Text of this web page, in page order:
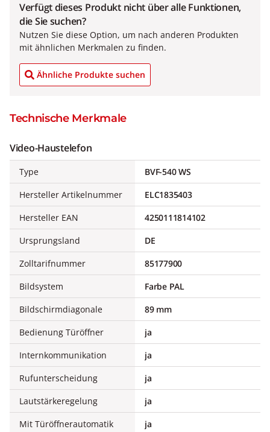
Verfügt dieses Produkt nicht über alle Funktionen,
die Sie suchen?
Nutzen Sie diese Option, um nach anderen Produkten
mit ähnlichen Merkmalen zu finden.
Ähnliche Produkte suchen
Technische Merkmale
Video-Haustelefon
Type
BVF-540 WS
Hersteller Artikelnummer
ELC1835403
Hersteller EAN
4250111814102
Ursprungsland
DE
Zolltarifnummer
85177900
Bildsystem
Farbe PAL
Bildschirmdiagonale
89 mm
Bedienung Türöffner
ja
Internkommunikation
ja
Rufunterscheidung
ja
Lautstärkeregelung
ja
Mit Türöffnerautomatik
ja